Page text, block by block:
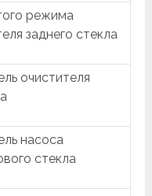
режима
заднего стекла
очистителя
насоса
стекла